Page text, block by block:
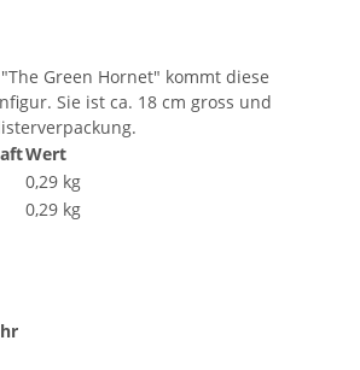
Green Hornet" kommt diese
Sie ist ca. 18 cm gross und
Wert
0,29 kg
0,29 kg